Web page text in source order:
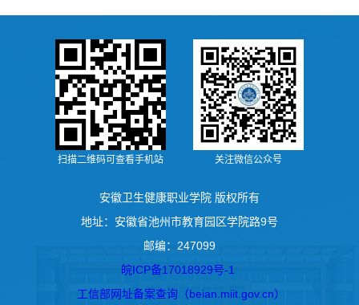
扫描二维码可查看手机站 关注微信公众号
安徽卫生健康职业学院 版权所有
地址：安徽省池州市教育园区学院路9号
邮编：247099
皖ICP备17018929号-1
工信部网址备案查询（beian.miit.gov.cn）